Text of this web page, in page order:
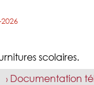
scolaires.
› Documentation